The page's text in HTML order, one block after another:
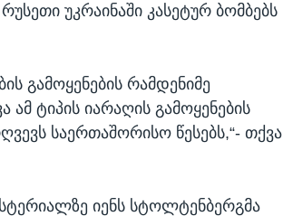
უკრაინაში კასეტურ ბომბებს
გამოყენების რამდენიმე
ამ ტიპის იარაღის გამოყენების
საერთაშორისო წესებს,“- თქვა
იენს სტოლტენბერგმა